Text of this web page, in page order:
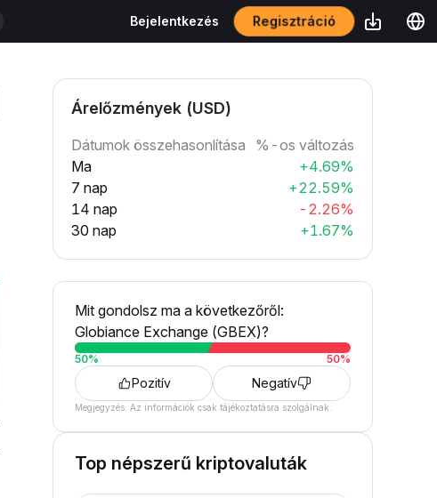
Bejelentkezés Regisztráció
Árelőzmények (USD)
Dátumok összehasonlítása
%-os változás
Ma
+4.69%
7 nap
+22.59%
14 nap
-2.26%
30 nap
+1.67%
Mit gondolsz ma a következőről:
Globiance Exchange (GBEX)?
50% 50%
Pozitív Negatív
Megjegyzés: Az információk csak tájékoztatásra szolgálnak.
Top népszerű kriptovaluták